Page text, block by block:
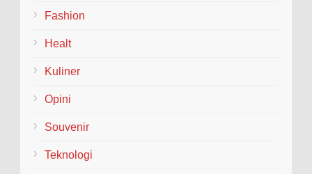
Fashion
Healt
Kuliner
Opini
Souvenir
Teknologi